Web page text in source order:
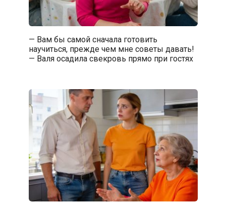
— Вам бы самой сначала готовить
научиться, прежде чем мне советы давать!
— Валя осадила свекровь прямо при гостях